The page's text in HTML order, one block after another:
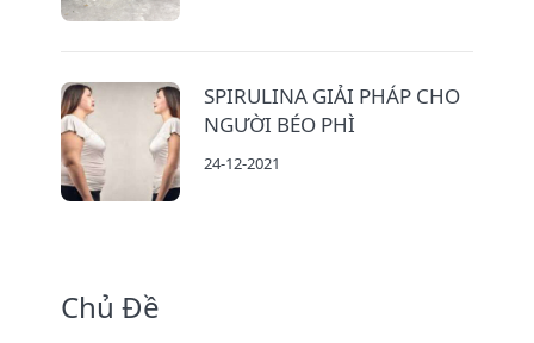
SPIRULINA GIẢI PHÁP CHO
NGƯỜI BÉO PHÌ
24-12-2021
Chủ Đề